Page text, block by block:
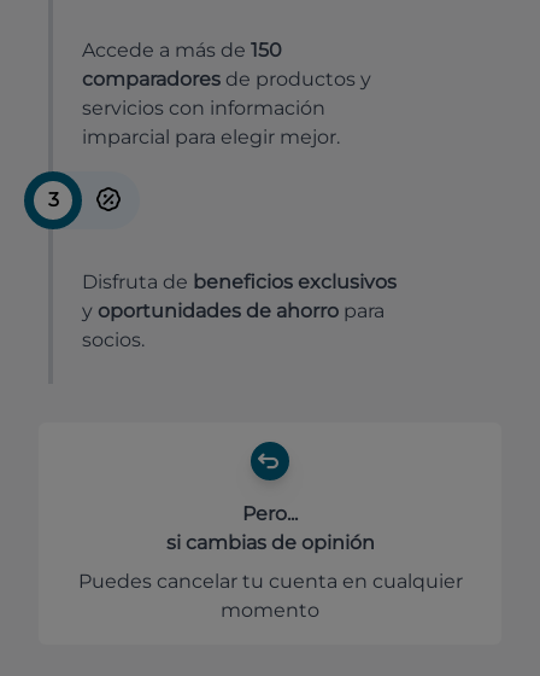
Accede a más de 150
comparadores de productos y
servicios con información
imparcial para elegir mejor.
3
Disfruta de beneficios exclusivos
y oportunidades de ahorro para
socios.
Pero...
si cambias de opinión
Puedes cancelar tu cuenta en cualquier
momento